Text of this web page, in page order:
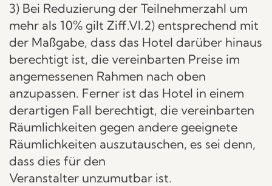
3) Bei Reduzierung der Teilnehmerzahl um
mehr als 10% gilt Ziff.VI.2) entsprechend mit
der Maßgabe, dass das Hotel darüber hinaus
berechtigt ist, die vereinbarten Preise im
angemessenen Rahmen nach oben
anzupassen. Ferner ist das Hotel in einem
derartigen Fall berechtigt, die vereinbarten
Räumlichkeiten gegen andere geeignete
Räumlichkeiten auszutauschen, es sei denn,
dass dies für den
Veranstalter unzumutbar ist.